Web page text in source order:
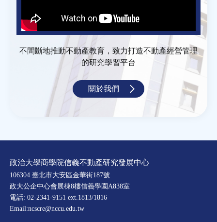
不間斷地推動不動產教育，致力打造不動產經營管理
的研究學習平台
關於我們
政治大學商學院信義不動產研究發展中心
106304 臺北市大安區金華街187號
政大公企中心會展棟8樓信義學園A838室
電話: 02-2341-9151 ext.1813/1816
Email:ncscre@nccu.edu.tw